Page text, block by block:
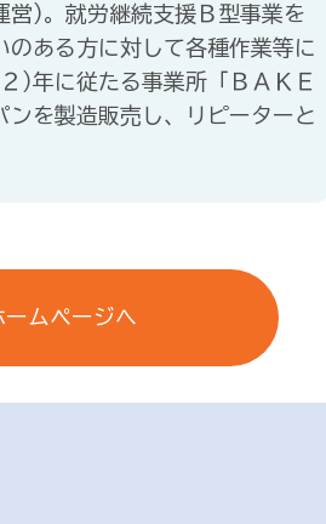
営)。就労継続支援Ｂ型事業を
ある方に対して各種作業等に
)年に従たる事業所「ＢＡＫＥ
ンを製造販売し、リピーターと
ームページへ